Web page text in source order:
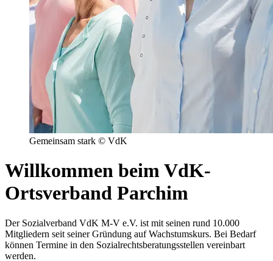
Gemeinsam stark © VdK
Willkommen beim VdK-
Ortsverband Parchim
Der Sozialverband VdK M-V e.V. ist mit seinen rund 10.000
Mitgliedern seit seiner Gründung auf Wachstumskurs. Bei Bedarf
können Termine in den Sozialrechtsberatungsstellen vereinbart
werden.